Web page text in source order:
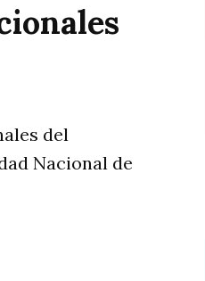
del
Nacional de